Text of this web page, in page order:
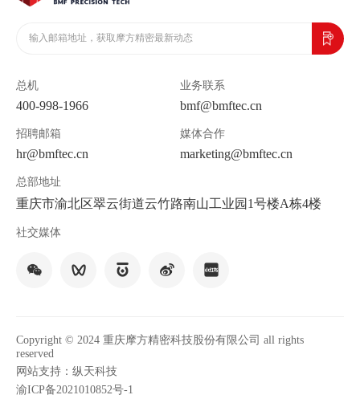
总机
400-998-1966
业务联系
bmf@bmftec.cn
招聘邮箱
hr@bmftec.cn
媒体合作
marketing@bmftec.cn
总部地址
重庆市渝北区翠云街道云竹路南山工业园1号楼A栋4楼
社交媒体
Copyright © 2024 重庆摩方精密科技股份有限公司 all rights
reserved
网站支持：纵天科技
渝ICP备2021010852号-1